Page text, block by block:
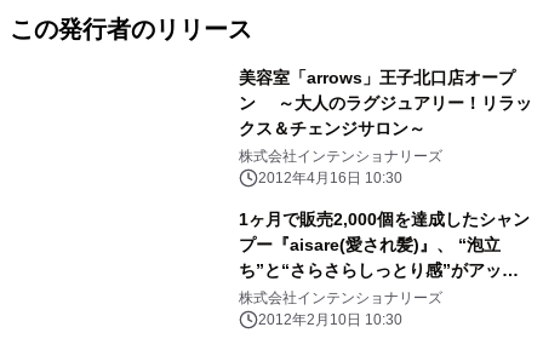
この発行者のリリース
美容室「arrows」王子北口店オープ
ン ～大人のラグジュアリー！リラッ
クス＆チェンジサロン～
株式会社インテンショナリーズ
2012年4月16日 10:30
1ヶ月で販売2,000個を達成したシャン
プー『aisare(愛され髪)』、 “泡立
ち”と“さらさらしっとり感”がアップ
した新バージョン アミノ酸系ノンシリ
コン無添加シャンプーとして新発売
株式会社インテンショナリーズ
2012年2月10日 10:30